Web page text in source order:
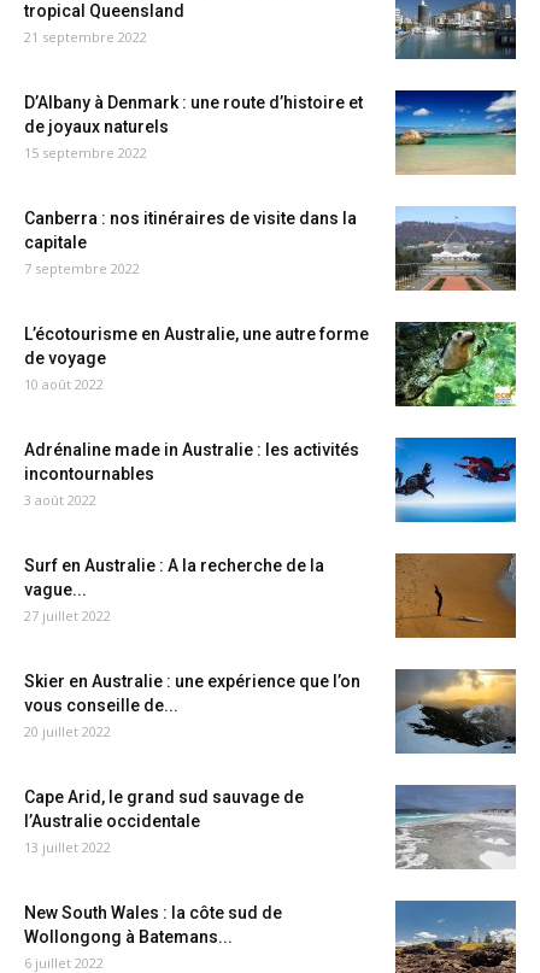
tropical Queensland
21 septembre 2022
D’Albany à Denmark : une route d’histoire et
de joyaux naturels
15 septembre 2022
Canberra : nos itinéraires de visite dans la
capitale
7 septembre 2022
L’écotourisme en Australie, une autre forme
de voyage
10 août 2022
Adrénaline made in Australie : les activités
incontournables
3 août 2022
Surf en Australie : A la recherche de la
vague...
27 juillet 2022
Skier en Australie : une expérience que l’on
vous conseille de...
20 juillet 2022
Cape Arid, le grand sud sauvage de
l’Australie occidentale
13 juillet 2022
New South Wales : la côte sud de
Wollongong à Batemans...
6 juillet 2022